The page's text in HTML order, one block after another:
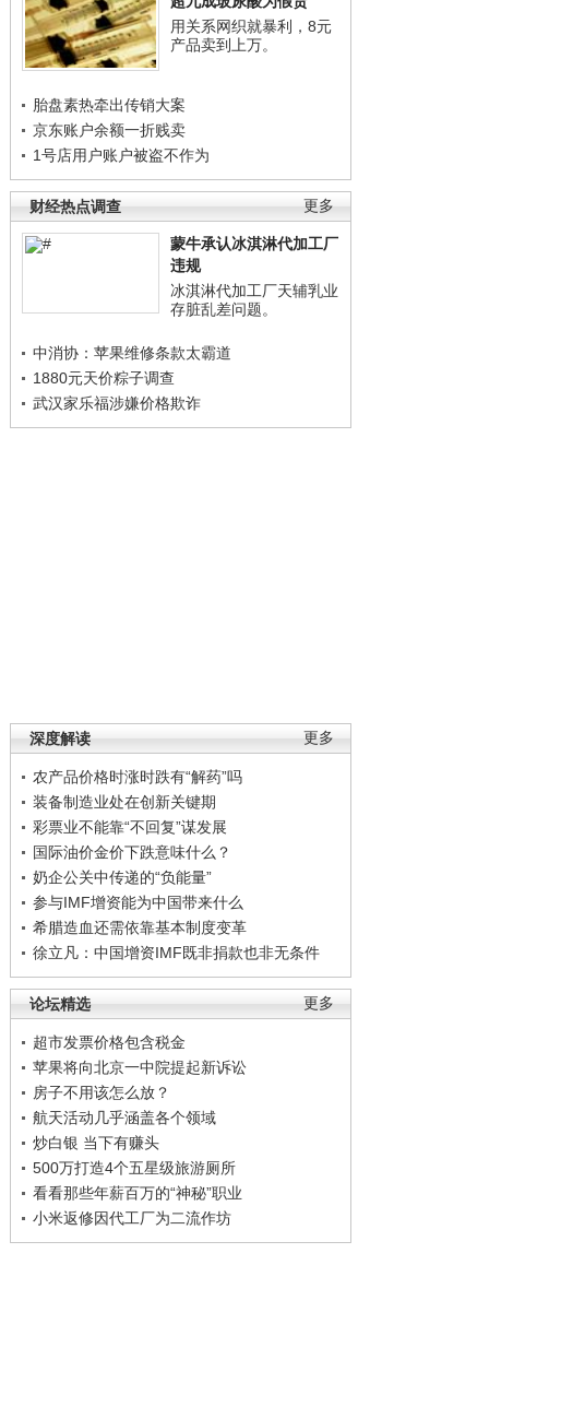
用关系网织就暴利，8元
产品卖到上万。
胎盘素热牵出传销大案
京东账户余额一折贱卖
1号店用户账户被盗不作为
更多
财经热点调查
蒙牛承认冰淇淋代加工厂
违规
冰淇淋代加工厂天辅乳业
存脏乱差问题。
中消协：苹果维修条款太霸道
1880元天价粽子调查
武汉家乐福涉嫌价格欺诈
更多
深度解读
农产品价格时涨时跌有“解药”吗
装备制造业处在创新关键期
彩票业不能靠“不回复”谋发展
国际油价金价下跌意味什么？
奶企公关中传递的“负能量”
参与IMF增资能为中国带来什么
希腊造血还需依靠基本制度变革
徐立凡：中国增资IMF既非捐款也非无条件
更多
论坛精选
超市发票价格包含税金
苹果将向北京一中院提起新诉讼
房子不用该怎么放？
航天活动几乎涵盖各个领域
炒白银 当下有赚头
500万打造4个五星级旅游厕所
看看那些年薪百万的“神秘”职业
小米返修因代工厂为二流作坊